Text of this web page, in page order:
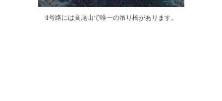
4号路には高尾山で唯一の吊り橋があります。